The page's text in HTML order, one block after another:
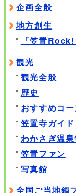
企画全般
地方創生
「笠置Rock!
観光
観光全般
歴史
おすすめコ
笠置寺ガイド
わかさぎ温
笠置ファン
写真館
全国ご当地鍋